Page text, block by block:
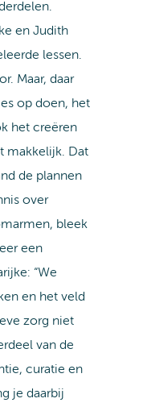
en Judith
lessen.
Maar, daar
op doen, het
het creëren
makkelijk. Dat
de plannen
over
bleek
een
“We
en het veld
zorg niet
van de
curatie en
je daarbij